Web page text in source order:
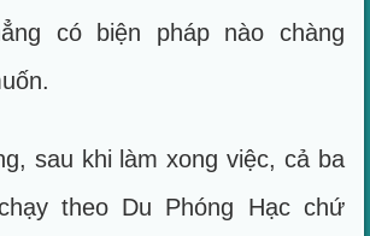
có biện pháp nào chàng
sau khi làm xong việc, cả ba
theo Du Phóng Hạc chứ